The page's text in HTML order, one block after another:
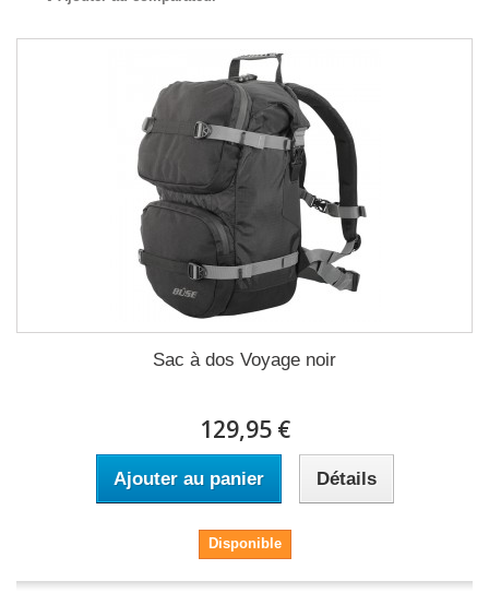
Sac à dos Voyage noir
129,95 €
Ajouter au panier Détails
Disponible